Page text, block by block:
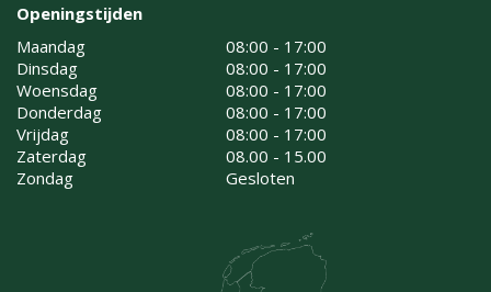
Openingstijden
Maandag
08:00 - 17:00
Dinsdag
08:00 - 17:00
Woensdag
08:00 - 17:00
Donderdag
08:00 - 17:00
Vrijdag
08:00 - 17:00
Zaterdag
08.00 - 15.00
Zondag
Gesloten